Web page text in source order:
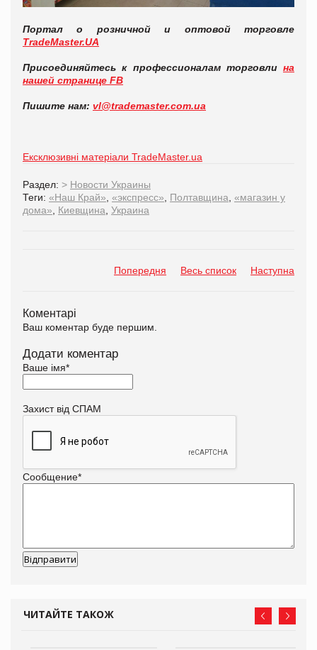
Портал о розничной и оптовой торговле
TradeMaster.UA
Присоединяйтесь к профессионалам торговли на
нашей странице FB
Пишите нам: vl@trademaster.com.ua
Ексклюзивні матеріали TradeMaster.ua
Раздел: > Новости Украины
Теги: «Наш Край» «экспресс» Полтавщина «магазин у
дома»
Киевщина Украина
Попередня Весь список Наступна
Коментарі
Ваш коментар буде першим.
Додати коментар
Ваше імя*
Захист від СПАМ
Сообщение*
ЧИТАЙТЕ ТАКОЖ